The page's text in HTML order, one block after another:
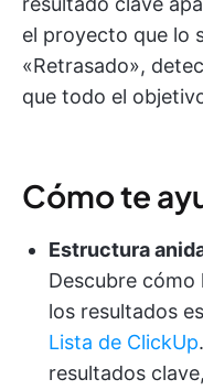
el proyecto que lo
«Retrasado»,
que todo el
Cómo te
Estructura
Descubre
los resultados
Lista de ClickUp
resultados